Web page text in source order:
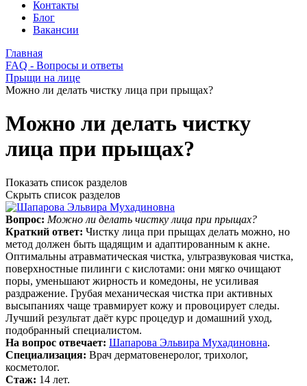
Контакты
Блог
Вакансии
Главная
FAQ - Вопросы и ответы
Прыщи на лице
Можно ли делать чистку лица при прыщах?
Можно ли делать чистку
лица при прыщах?
Показать список разделов
Скрыть список разделов
Вопрос: Можно ли делать чистку лица при прыщах?
Краткий ответ: Чистку лица при прыщах делать можно, но
метод должен быть щадящим и адаптированным к акне.
Оптимальны атравматическая чистка, ультразвуковая чистка,
поверхностные пилинги с кислотами: они мягко очищают
поры, уменьшают жирность и комедоны, не усиливая
раздражение. Грубая механическая чистка при активных
высыпаниях чаще травмирует кожу и провоцирует следы.
Лучший результат даёт курс процедур и домашний уход,
подобранный специалистом.
На вопрос отвечает: Шапарова Эльвира Мухадиновна.
Специализация: Врач дерматовенеролог, трихолог,
косметолог.
Стаж: 14 лет.